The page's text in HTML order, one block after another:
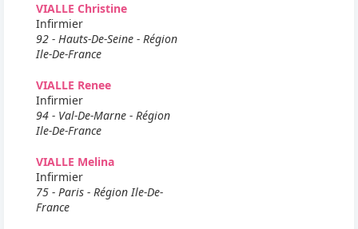
VIALLE Christine
Infirmier
92 - Hauts-De-Seine - Région
Ile-De-France
VIALLE Renee
Infirmier
94 - Val-De-Marne - Région
Ile-De-France
VIALLE Melina
Infirmier
75 - Paris - Région Ile-De-
France